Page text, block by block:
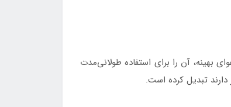
بهینه، آن را برای استفاده طولانی‌مدت
تبدیل کرده است.